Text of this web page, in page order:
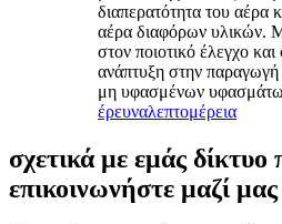
διαπερατότητα του αέρα
αέρα διαφόρων υλικών.
στον ποιοτικό έλεγχο
ανάπτυξη στην
μη υφασμένων
έρευναλεπτομέρεια
σχετικά με εμάς
επικοινωνήστε μαζί